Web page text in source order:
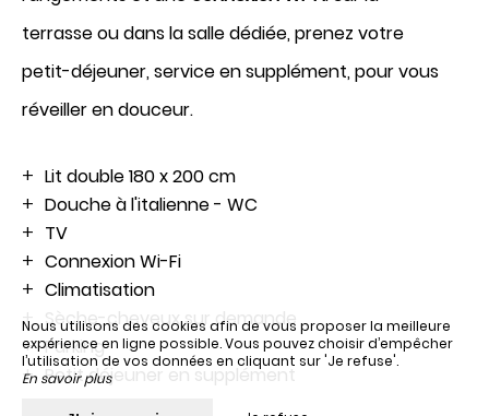
Réserver
terrasse ou dans la salle dédiée, prenez votre
petit-déjeuner, service en supplément, pour vous
réveiller en douceur.
Lit double 180 x 200 cm
Douche à l'italienne - WC
TV
Connexion Wi-Fi
Climatisation
Sèche-cheveux sur demande
Parking
Petit déjeuner en supplément
Nous utilisons des cookies afin de vous proposer la meilleure
expérience en ligne possible. Vous pouvez choisir d’empêcher
l’utilisation de vos données en cliquant sur 'Je refuse'.
En savoir plus